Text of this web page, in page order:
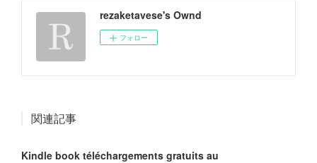
rezaketavese's Ownd
フォロー
関連記事
Kindle book téléchargements gratuits au